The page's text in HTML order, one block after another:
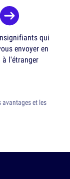
qui
envoyer en
à l'étranger
avantages et les